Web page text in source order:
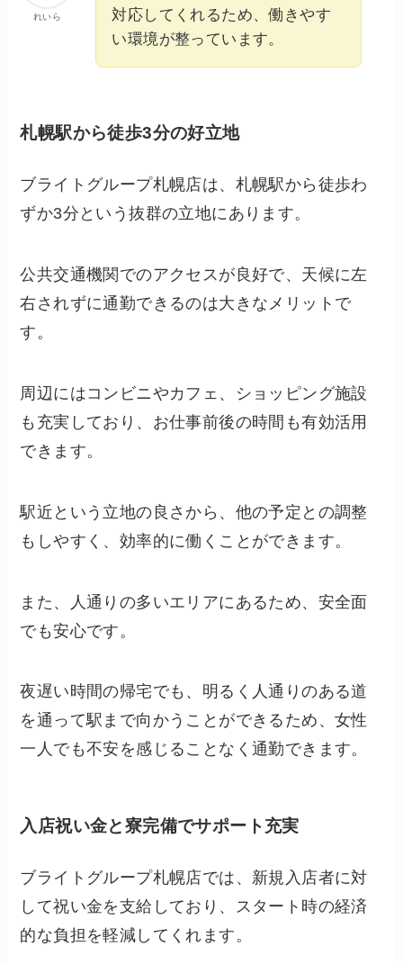
れいら
対応してくれるため、働きやす
い環境が整っています。
札幌駅から徒歩3分の好立地
ブライトグループ札幌店は、札幌駅から徒歩わ
ずか3分という抜群の立地にあります。
公共交通機関でのアクセスが良好で、天候に左
右されずに通勤できるのは大きなメリットで
す。
周辺にはコンビニやカフェ、ショッピング施設
も充実しており、お仕事前後の時間も有効活用
できます。
駅近という立地の良さから、他の予定との調整
もしやすく、効率的に働くことができます。
また、人通りの多いエリアにあるため、安全面
でも安心です。
夜遅い時間の帰宅でも、明るく人通りのある道
を通って駅まで向かうことができるため、女性
一人でも不安を感じることなく通勤できます。
入店祝い金と寮完備でサポート充実
ブライトグループ札幌店では、新規入店者に対
して祝い金を支給しており、スタート時の経済
的な負担を軽減してくれます。